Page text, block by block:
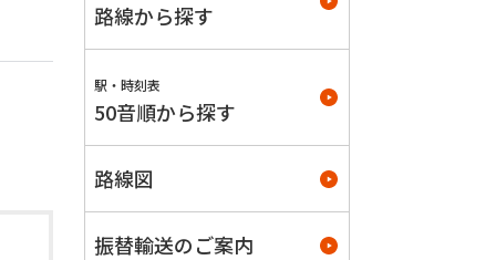
路線から探す
駅・時刻表
50音順から探す
路線図
振替輸送のご案内